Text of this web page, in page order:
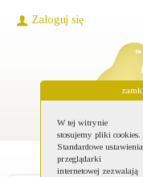
W tej witrynie
stosujemy pliki cookies.
Standardowe ustawienia
przeglądarki
internetowej zezwalają
Zaloguj się